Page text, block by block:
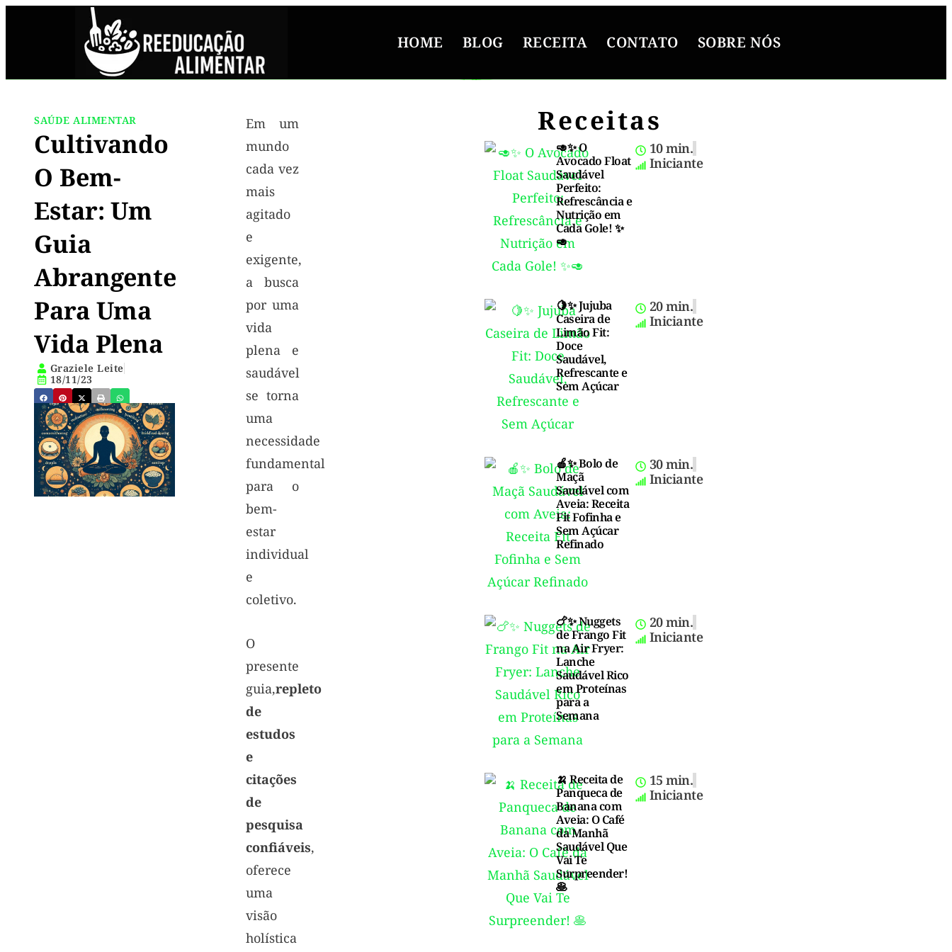
HOME BLOG RECEITA CONTATO SOBRE NÓS
SAÚDE ALIMENTAR
Cultivando
O Bem-
Estar: Um
Guia
Abrangente
Para Uma
Vida Plena
Graziele Leite
18/11/23
Em um
mundo
cada vez
mais
agitado
e
exigente,
a busca
por uma
vida
plena e
saudável
se torna
uma
necessidade
fundamental
para o
bem-
estar
individual
e
coletivo.
O
presente
guia,repleto
de
estudos
e
citações
de
pesquisa
confiáveis,
oferece
uma
visão
holística
Receitas
🥑✨ O
Avocado Float
Saudável
Perfeito:
Refrescância e
Nutrição em
Cada Gole! ✨
🥑
10 min.
Iniciante
🍋✨ Jujuba
Caseira de
Limão Fit:
Doce
Saudável,
Refrescante e
Sem Açúcar
20 min.
Iniciante
🍎✨ Bolo de
Maçã
Saudável com
Aveia: Receita
Fit Fofinha e
Sem Açúcar
Refinado
30 min.
Iniciante
🍗✨ Nuggets
de Frango Fit
na Air Fryer:
Lanche
Saudável Rico
em Proteínas
para a
Semana
20 min.
Iniciante
🍌 Receita de
Panqueca de
Banana com
Aveia: O Café
da Manhã
Saudável Que
Vai Te
Surpreender!
🥞
15 min.
Iniciante